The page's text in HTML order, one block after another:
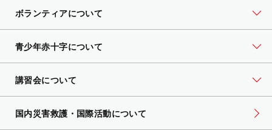
ボランティアについて
青少年赤十字について
講習会について
国内災害救護・国際活動について